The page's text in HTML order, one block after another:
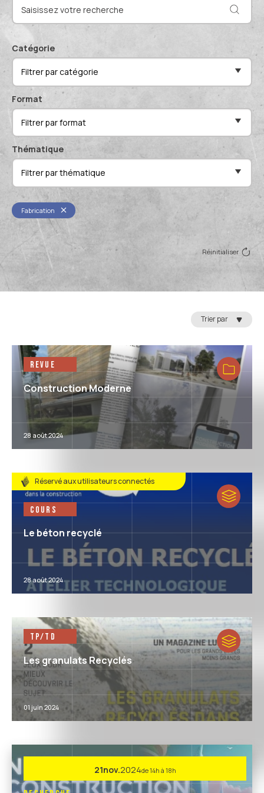
Conférences de professionnels
Publications scientifiques
Catégorie
Filtrer par catégorie
Format
Filtrer par format
Thématique
Filtrer par thématique
Fabrication
Réinitialiser
Trier par
Revue
Construction Moderne
28 août 2024
Réservé aux utilisateurs connectés
Cours
Le béton recyclé
28 août 2024
TP/TD
Les granulats Recyclés
01 juin 2024
21nov.2024de 14h à 18h